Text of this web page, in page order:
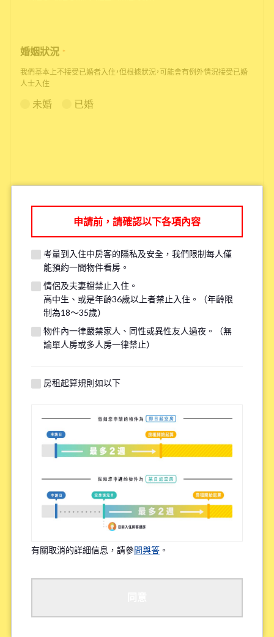
婚姻狀況 *
我們基本上不接受已婚者入住，但根據狀況，可能會有例外情況接受已婚
人士入住
未婚 已婚
根據您的需求，我們可能會推薦您其
他更適合的物件。
考量現有住戶的安全與隱私，每人原則上僅限參觀一間物件。
若您的需求與其他物件匹配，我們將在看房前線上諮詢時提供
額外選項，請填寫下方資訊以供參考。
上學或上班的便利性
周邊環境
語言環境
Share House內的頻繁互動程度
物件設備的新舊程度
申請前，請確認以下各項內容
考量到入住中房客的隱私及安全，我們限制每人僅
能預約一間物件看房。
情侶及夫妻檔禁止入住。
高中生、或是年齡36歲以上者禁止入住。（年齡限
制為18～35歲）
物件內一律嚴禁家人、同性或異性友人過夜。（無
論單人房或多人房一律禁止）
房租起算規則如以下
有關取消的詳細信息，請參問與答 。